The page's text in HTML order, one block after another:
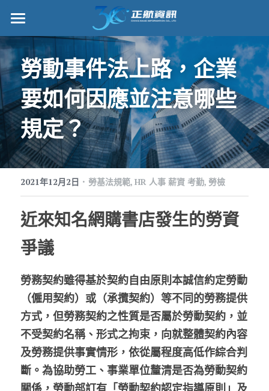
正航首頁
數位轉型
管理功能
標竿客戶
詢問/採購
客戶服務
正航願景
關於正航
股東專區
ESG永續經營
隱私權政策指南
聯絡正航
勞動事件法上路，企業
要如何因應並注意哪些
規定？
2021年12月2日 · 勞基法規範, HR 人事 薪資 考勤, 勞檢
近來知名網購書店發生的勞資
爭議
勞務契約雖得基於契約自由原則本誠信約定勞動
（僱用契約）或（承攬契約）等不同的勞務提供
方式，但勞務契約之性質是否屬於勞動契約，並
不受契約名稱、形式之拘束，向就整體契約內容
及勞務提供事實情形，依從屬程度高低作綜合判
斷。為協助勞工、事業單位釐清是否為勞動契約
關係，勞動部訂有「勞動契約認定指導原則」及